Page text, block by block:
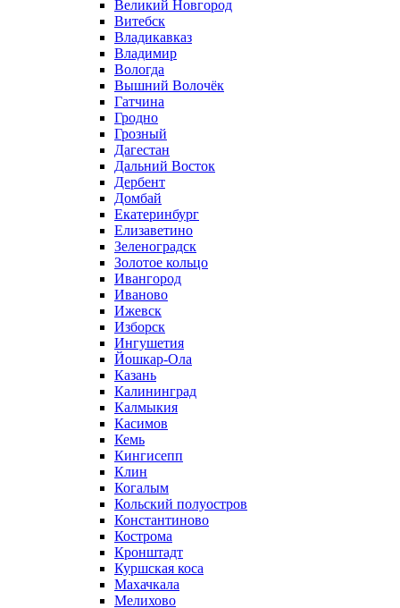
Великий Новгород
Витебск
Владикавказ
Владимир
Вологда
Вышний Волочёк
Гатчина
Гродно
Грозный
Дагестан
Дальний Восток
Дербент
Домбай
Екатеринбург
Елизаветино
Зеленоградск
Золотое кольцо
Ивангород
Иваново
Ижевск
Изборск
Ингушетия
Йошкар-Ола
Казань
Калининград
Калмыкия
Касимов
Кемь
Кингисепп
Клин
Когалым
Кольский полуостров
Константиново
Кострома
Кронштадт
Куршская коса
Махачкала
Мелихово